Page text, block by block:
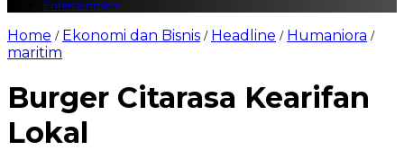
Entertainment
Home / Ekonomi dan Bisnis / Headline / Humaniora /
maritim
Burger Citarasa Kearifan
Lokal